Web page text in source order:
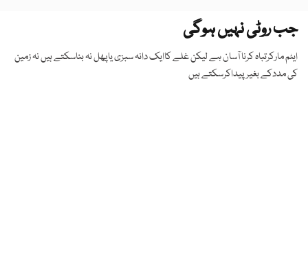
جب روٹی نہیں ہوگی
ایٹم مارکرتباہ کرنا آسان ہے لیکن غلے کاایک دانہ سبزی یاپھل نہ بناسکتے ہیں نہ زمین
کی مددکے بغیرپیداکرسکتے ہیں